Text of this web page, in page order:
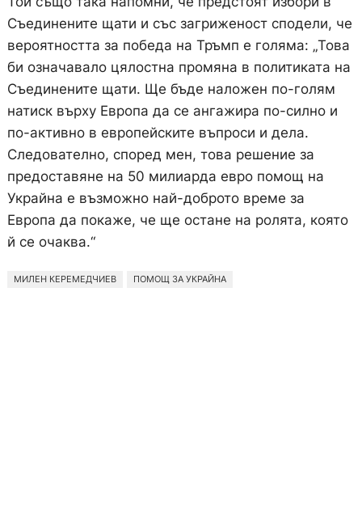
Съединените щати и със загриженост сподели, че
вероятността за победа на Тръмп е голяма: „Това
би означавало цялостна промяна в политиката на
Съединените щати. Ще бъде наложен по-голям
натиск върху Европа да се ангажира по-силно и
по-активно в европейските въпроси и дела.
Следователно, според мен, това решение за
предоставяне на 50 милиарда евро помощ на
Украйна е възможно най-доброто време за
Европа да покаже, че ще остане на ролята, която
й се очаква.“
МИЛЕН КЕРЕМЕДЧИЕВ ПОМОЩ ЗА УКРАЙНА